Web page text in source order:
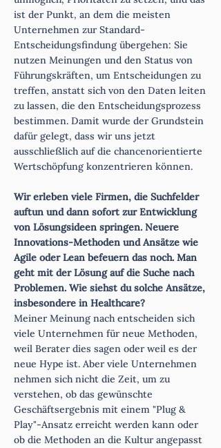
ist der Punkt, an dem die meisten
Unternehmen zur Standard-
Entscheidungsfindung übergehen: Sie
nutzen Meinungen und den Status von
Führungskräften, um Entscheidungen zu
treffen, anstatt sich von den Daten leiten
zu lassen, die den Entscheidungsprozess
bestimmen. Damit wurde der Grundstein
dafür gelegt, dass wir uns jetzt
ausschließlich auf die chancenorientierte
Wertschöpfung konzentrieren können.
Wir erleben viele Firmen, die Suchfelder
auftun und dann sofort zur Entwicklung
von Lösungsideen springen. Neuere
Innovations-Methoden und Ansätze wie
Agile oder Lean befeuern das noch. Man
geht mit der Lösung auf die Suche nach
Problemen. Wie siehst du solche Ansätze,
insbesondere in Healthcare?
Meiner Meinung nach entscheiden sich
viele Unternehmen für neue Methoden,
weil Berater dies sagen oder weil es der
neue Hype ist. Aber viele Unternehmen
nehmen sich nicht die Zeit, um zu
verstehen, ob das gewünschte
Geschäftsergebnis mit einem "Plug &
Play"-Ansatz erreicht werden kann oder
ob die Methoden an die Kultur angepasst